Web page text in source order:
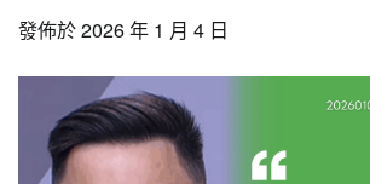
發佈於2026 年 1 月 4 日